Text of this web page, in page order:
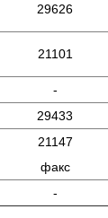
29626
21101
-
29433
21147
факс
-